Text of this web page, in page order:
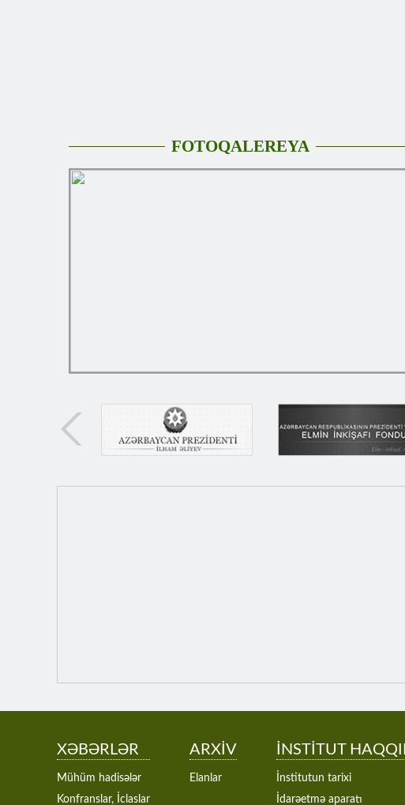
FOTOQALEREYA
XƏBƏRLƏR
Mühüm hadisələr
Konfranslar, İclaslar
ARXİV
Elanlar
İNSTİTUT
İnstitutun tarixi
İdarəetmə aparatı